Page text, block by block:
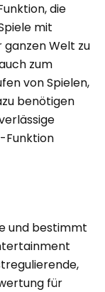
die
mit
Welt zu
zum
von Spielen,
benötigen
Funktion
und bestimmt
für